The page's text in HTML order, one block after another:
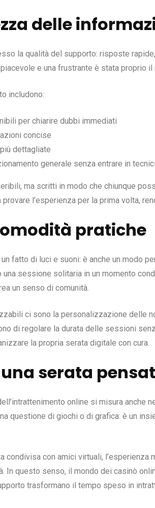
delle
la qualità del supporto: risposte
e una frustrante è stata
includono:
per chiarire dubbi immediati
concise
dettagliate
generale senza entrare in
ma scritti in modo che chiunque
l’esperienza per la prima volta,
pratiche
fatto di luci e suoni: è anche un modo
sessione solitaria in un momento
un senso di comunità.
ci sono la personalizzazione delle
di regolare la durata delle sessioni
la propria serata digitale con cura.
serata
online si misura
questione di giochi o di grafica: è un
condivisa con amici virtuali,
In questo senso, il mondo dei casinò
trasformano il tempo speso in